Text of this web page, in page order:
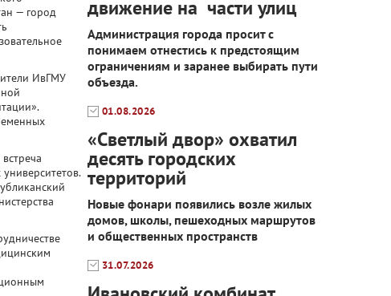
— город
ИвГМУ
движение на части улиц
Администрация города просит с
понимаем отнестись к предстоящим
ограничениям и заранее выбирать пути
объезда.
01.08.2026
«Светлый двор» охватил
десять городских
территорий
Новые фонари появились возле жилых
домов, школы, пешеходных маршрутов
и общественных пространств
31.07.2026